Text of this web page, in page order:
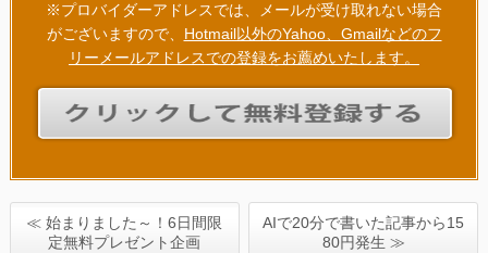
※プロバイダーアドレスでは、メールが受け取れない場合
がございますので、 Hotmail以外のYahoo、Gmailなどのフ
リーメールアドレスでの登録をお薦めいたします。
≪ 始まりました～！6日間限
定無料プレゼント企画
AIで20分で書いた記事から15
80円発生 ≫